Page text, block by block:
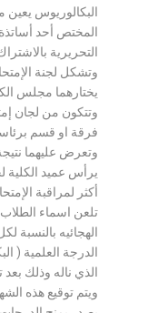
البكالوريوس
المختص أحد
التحريرية
وتشكل لجنة
يختارهما مجلس
وتتكون من لجان
فرقة او قسم
وتعرض عليهما
يرأس عميد الكلية
أكثر لمراقبة
تلعن اسماء
الهجائيه بالنسبة
الدرجة العلمية (
الذي ناله وذلك
ويتم توقيع هذه